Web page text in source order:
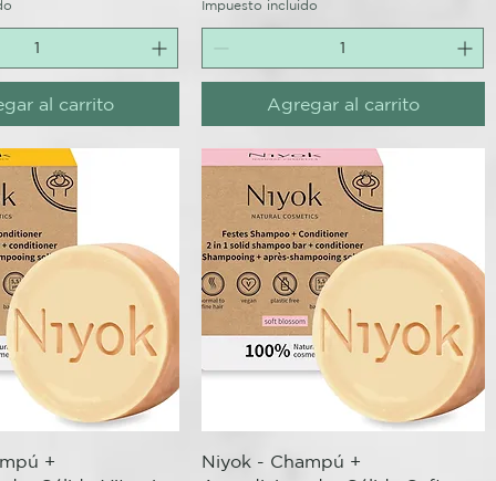
al carrito
Impuesto incluido
Agregar al carrito
rápida
+
Vista rápida
Niyok - Champú +